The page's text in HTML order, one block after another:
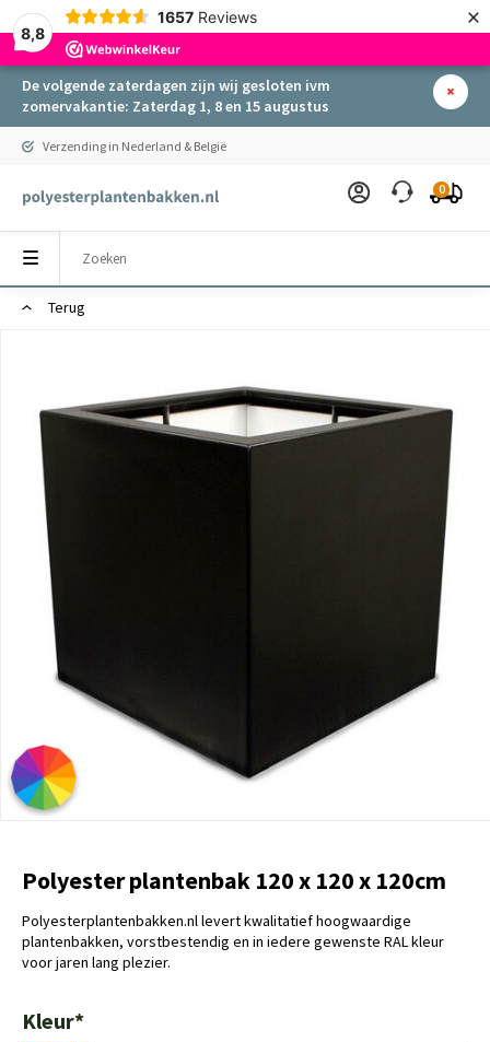
8,8
1657 Reviews ×
De volgende zaterdagen zijn wij gesloten ivm
zomervakantie: Zaterdag 1, 8 en 15 augustus
Verzending in Nederland & België
0
Terug
Polyester plantenbak 120 x 120 x 120cm
Polyesterplantenbakken.nl levert kwalitatief hoogwaardige
plantenbakken, vorstbestendig en in iedere gewenste RAL kleur
voor jaren lang plezier.
Kleur*